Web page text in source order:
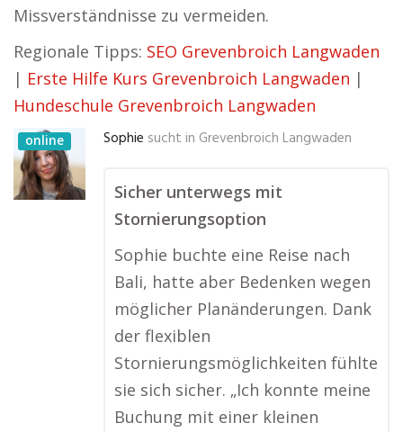
Missverständnisse zu vermeiden.
Regionale Tipps: SEO Grevenbroich Langwaden
| Erste Hilfe Kurs Grevenbroich Langwaden |
Hundeschule Grevenbroich Langwaden
online Sophie sucht in Grevenbroich Langwaden
Sicher unterwegs mit
Stornierungsoption
Sophie buchte eine Reise nach
Bali, hatte aber Bedenken wegen
möglicher Planänderungen. Dank
der flexiblen
Stornierungsmöglichkeiten fühlte
sie sich sicher. „Ich konnte meine
Buchung mit einer kleinen